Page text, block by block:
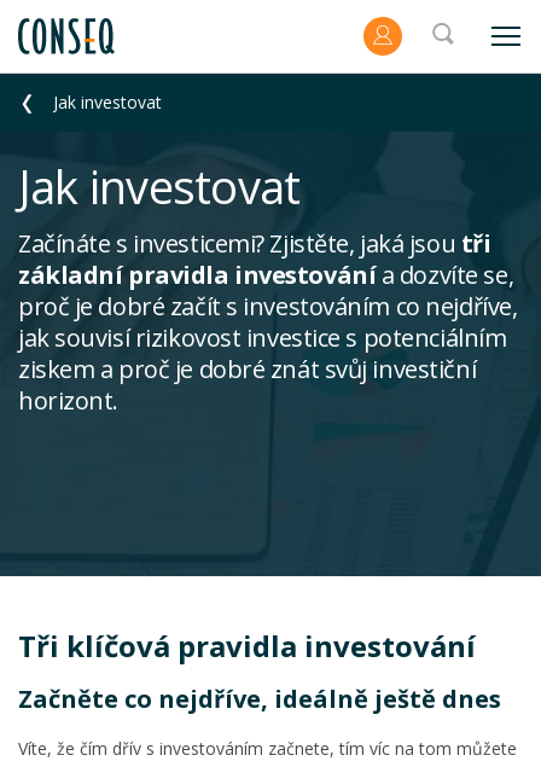
Jak investovat
Jak investovat
Začínáte s investicemi? Zjistěte, jaká jsou tři
základní pravidla investovánía dozvíte se,
proč je dobré začít s investováním co nejdříve,
jak souvisí rizikovost investice s potenciálním
ziskem a proč je dobré znát svůj investiční
horizont.
Tři klíčová pravidla investování
Začněte co nejdříve, ideálně ještě dnes
Víte, že čím dřív s investováním začnete, tím víc na tom můžete